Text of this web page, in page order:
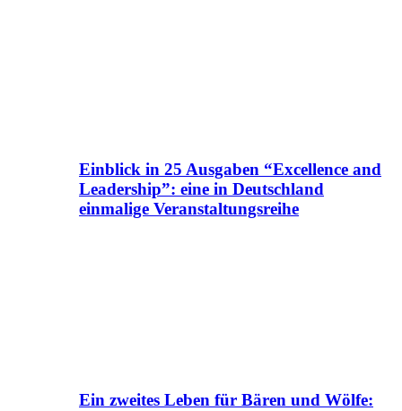
Einblick in 25 Ausgaben “Excellence and
Leadership”: eine in Deutschland
einmalige Veranstaltungsreihe
Ein zweites Leben für Bären und Wölfe: